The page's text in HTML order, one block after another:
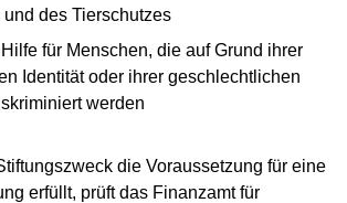
des Tierschutzes
für Menschen, die auf Grund ihrer
Identität oder ihrer geschlechtlichen
werden
die Voraussetzung für eine
erfüllt, prüft das Finanzamt für